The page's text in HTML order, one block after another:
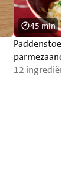
12
45 min